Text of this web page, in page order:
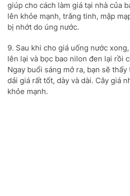
giúp cho cách làm giá tại nhà của
lên khỏe mạnh, trắng tinh, mập
bị nhớt do úng nước.
9. Sau khi cho giá uống nước
lên lại và bọc bao nilon đen lại rồi
Ngay buổi sáng mở ra, bạn sẽ
dải giá rất tốt, dày và dài. Cây giá
khỏe mạnh.